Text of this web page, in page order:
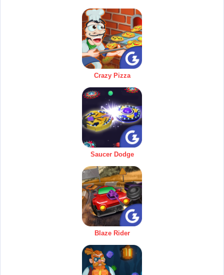
Crazy Pizza
Saucer Dodge
Blaze Rider